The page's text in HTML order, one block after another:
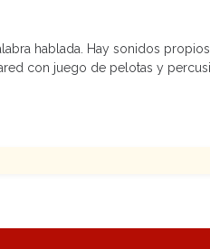
hablada. Hay sonidos
con juego de pelotas y